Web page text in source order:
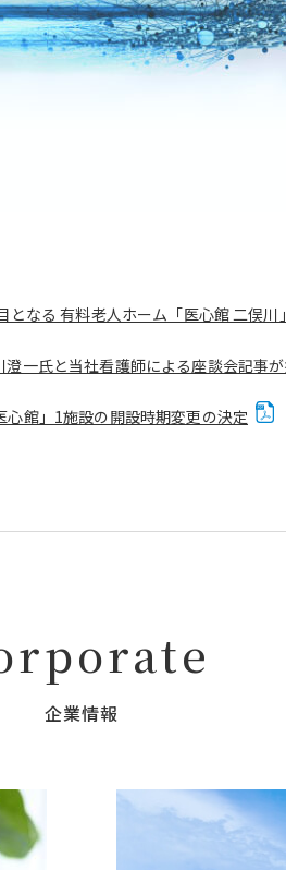
となる 有料老人ホーム「医心館 二俣川
澄一氏と当社看護師による座談会記事
心館」1施設の開設時期変更の決定
企業情報